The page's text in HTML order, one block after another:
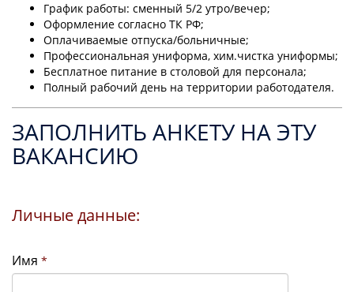
График работы: сменный 5/2 утро/вечер;
Оформление согласно ТК РФ;
Оплачиваемые отпуска/больничные;
Профессиональная униформа, хим.чистка униформы;
Бесплатное питание в столовой для персонала;
Полный рабочий день на территории работодателя.
ЗАПОЛНИТЬ АНКЕТУ НА ЭТУ
ВАКАНСИЮ
Личные данные:
Имя *